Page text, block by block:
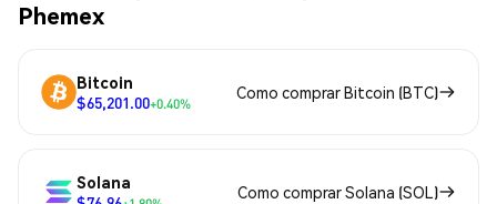
Phemex
Bitcoin
$65,201.00+0.40%
Como comprar Bitcoin (BTC)
Solana
Como comprar Solana (SOL)